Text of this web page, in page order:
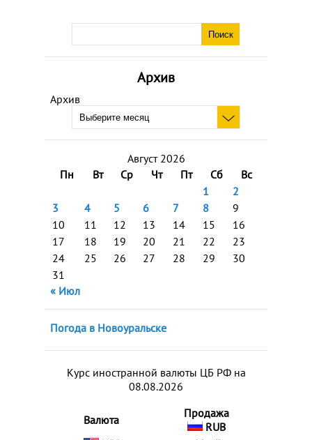
Архив
Архив
Август 2026
Пн
Вт Ср Чт Пт Сб
Вс
1
2
3
4 5 6 7 8
9
10
11 12 13 14 15
16
17
18 19 20 21 22
23
24
25 26 27 28 29
30
31
« Июл
Погода в Новоуральске
Курс иностранной валюты ЦБ РФ на
08.08.2026
Валюта
Продажа
RUB